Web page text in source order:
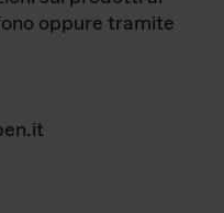
oppure tramite